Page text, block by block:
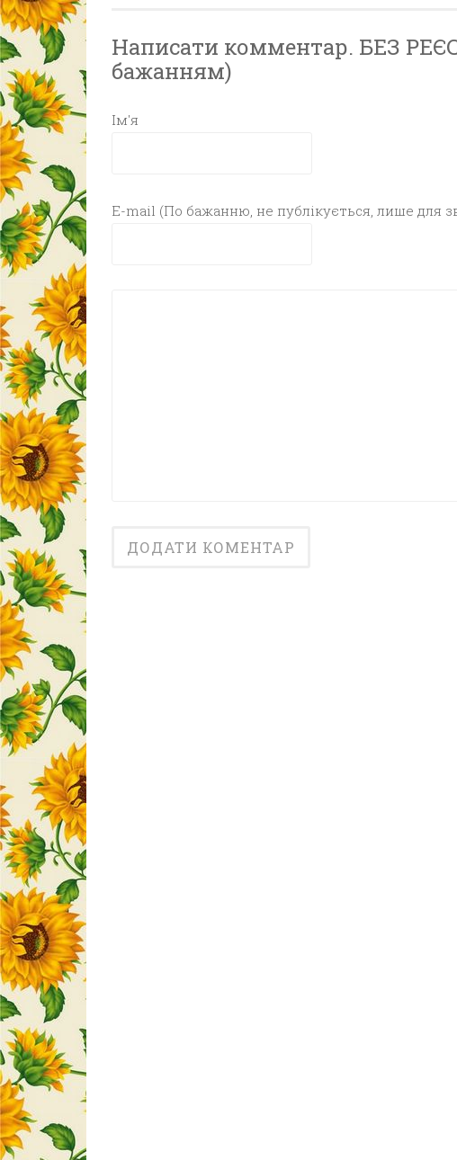
Написати комментар. БЕЗ
бажанням)
Ім'я
E-mail (По бажанню, не публікується, лише для